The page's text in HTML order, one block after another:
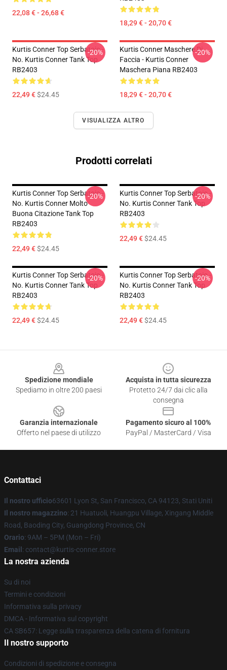
22,08 € - 26,68 €
18,29 € - 20,70 €
Kurtis Conner Top Serbatoio -
No. Kurtis Conner Tank Top
RB2403
22,49 €$24.45
-20%
Kurtis Conner Maschere Di
Faccia - Kurtis Conner
Maschera Piana RB2403
18,29 € - 20,70 €
-20%
VISUALIZZA ALTRO
Prodotti correlati
Kurtis Conner Top Serbatoio -
No. Kurtis Conner Molto
Buona Citazione Tank Top
RB2403
22,49 €$24.45
-20%
Kurtis Conner Top Serbatoio -
No. Kurtis Conner Tank Top
RB2403
22,49 €$24.45
-20%
Kurtis Conner Top Serbatoio -
No. Kurtis Conner Tank Top
RB2403
22,49 €$24.45
-20%
Kurtis Conner Top Serbatoio -
No. Kurtis Conner Tank Top
RB2403
22,49 €$24.45
-20%
Spedizione mondiale
Spediamo in oltre 200 paesi
Acquista in tutta sicurezza
Protetto 24/7 dai clic alla
consegna
Garanzia internazionale
Offerto nel paese di utilizzo
Pagamento sicuro al 100%
PayPal / MasterCard / Visa
Contattaci
Il nostro ufficio63601 Lyon St, San Francisco, CA 94123, Stati Uniti
Il nostro magazzino: 21 Huatuoli, Huangpu Village, Xingang Middle
Road, Baoding City, Guangdong Province, CN
Orario: 9AM – 5PM (Mon – Fri)
Email : contact@kurtis-conner.store
La nostra azienda
Su di noi
Termini e condizioni
Informativa sulla privacy
DMCA - Informativa sul copyright
CA SB657: Legge sulla trasparenza della catena di fornitura
Il nostro supporto
Condizioni di spedizione e consegna